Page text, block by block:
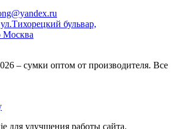
бульвар,
Москва
– сумки оптом от производителя. Все
для улучшения работы сайта.